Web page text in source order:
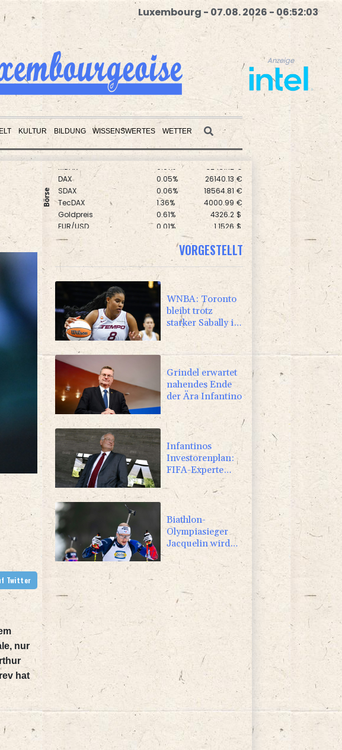
Luxembourg - 07.08. 2026 - 06:52:04
Anzeige
KULTUR BILDUNG WISSENSWERTES WETTER
Anzeige
Börse
DAX 0.05% 26140.13
SDAX
0.06% 18564.81 €
TecDAX
1.36% 4000.99 €
Goldpreis
0.61% 4326.2 $
EUR/USD
0.01% 1.1526 $
Euro STOXX 50
0.39% 6502.56 €
MDAX
0.01%
auf Twitter
nur
hat
VORGESTELLT
WNBA: Toronto
bleibt trotz
starker Sabally in
der Krise
Grindel erwartet
nahendes Ende
der Ära Infantino
Infantinos
Investorenplan:
FIFA-Experte
fordert
Aufarbeitung
Biathlon-
Olympiasieger
Jacquelin wird
Teilzeit-Radprofi